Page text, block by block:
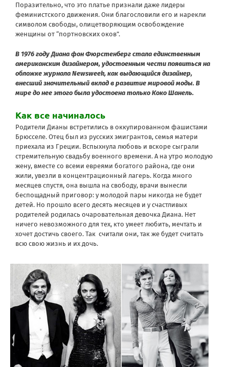
Поразительно, что это платье признали даже лидеры
феминистского движения. Они благословили его и нарекли
символом свободы, олицетворяющим освобождение
женщины от “портновских оков”.
В 1976 году Диана фон Фюрстенберг стала единственным
американским дизайнером, удостоенным чести появиться на
обложке журнала Newsweek, как выдающийся дизайнер,
внесший значительный вклад в развитие мировой моды. В
мире до нее этого была удостоена только Коко Шанель.
Как все начиналось
Родители Дианы встретились в оккупированном фашистами
Брюсселе. Отец был из русских эмигрантов, семья матери
приехала из Греции. Вспыхнула любовь и вскоре сыграли
стремительную свадьбу военного времени. А на утро молодую
жену, вместе со всеми евреями богатого района, где они
жили, увезли в концентрационный лагерь. Когда много
месяцев спустя, она вышла на свободу, врачи вынесли
беспощадный приговор: у молодой пары никогда не будет
детей. Но прошло всего десять месяцев и у счастливых
родителей родилась очаровательная девочка Диана. Нет
ничего невозможного для тех, кто умеет любить, мечтать и
хочет достичь своего. Так считали они, так же будет считать
всю свою жизнь и их дочь.